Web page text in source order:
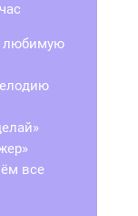
любимую
все